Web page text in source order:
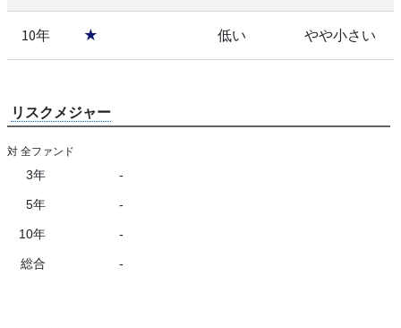
10年 ★ 低い やや小さい
リスクメジャー
対 全ファンド
3年 -
5年 -
10年 -
総合 -